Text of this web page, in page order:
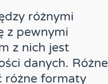
różnymi
z pewnymi
z nich jest
danych. Różne
różne formaty